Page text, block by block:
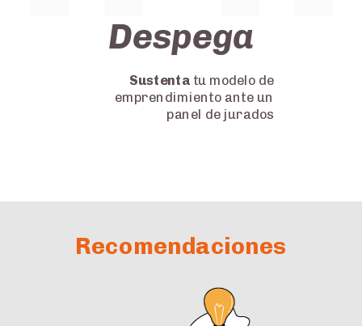
Recomendaciones
Despega
Sustenta tu modelo de
emprendimiento ante un
panel de jurados